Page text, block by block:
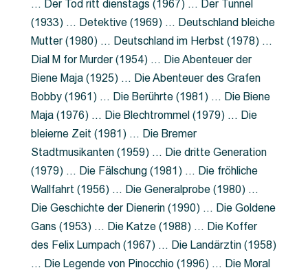
… Der Tod ritt dienstags (1967) … Der Tunnel
(1933) … Detektive (1969) … Deutschland bleiche
Mutter (1980) … Deutschland im Herbst (1978) …
Dial M for Murder (1954) … Die Abenteuer der
Biene Maja (1925) … Die Abenteuer des Grafen
Bobby (1961) … Die Berührte (1981) … Die Biene
Maja (1976) … Die Blechtrommel (1979) … Die
bleierne Zeit (1981) … Die Bremer
Stadtmusikanten (1959) … Die dritte Generation
(1979) … Die Fälschung (1981) … Die fröhliche
Wallfahrt (1956) … Die Generalprobe (1980) …
Die Geschichte der Dienerin (1990) … Die Goldene
Gans (1953) … Die Katze (1988) … Die Koffer
des Felix Lumpach (1967) … Die Landärztin (1958)
… Die Legende von Pinocchio (1996) … Die Moral